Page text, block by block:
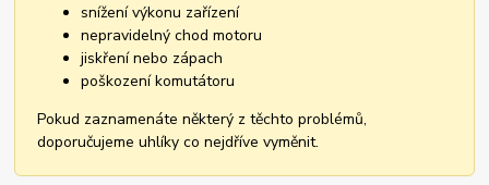
snížení výkonu zařízení
nepravidelný chod motoru
jiskření nebo zápach
poškození komutátoru
Pokud zaznamenáte některý z těchto problémů,
doporučujeme uhlíky co nejdříve vyměnit.